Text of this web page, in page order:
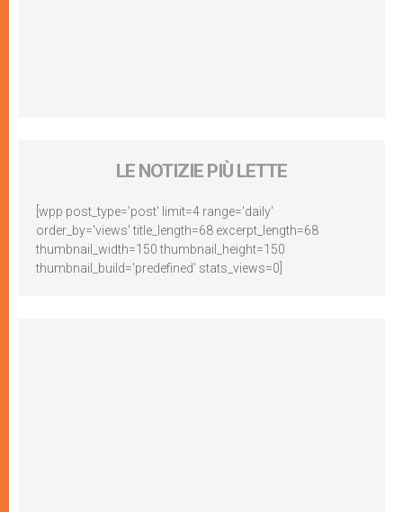
LE NOTIZIE PIÙ LETTE
[wpp post_type='post' limit=4 range='daily'
order_by='views' title_length=68 excerpt_length=68
thumbnail_width=150 thumbnail_height=150
thumbnail_build='predefined' stats_views=0]